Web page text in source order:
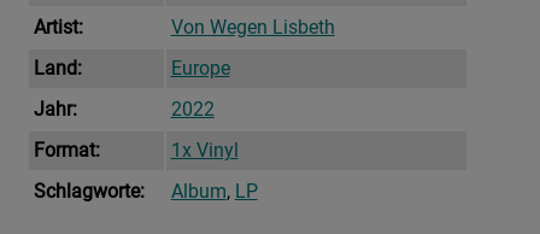
Artist:
Von Wegen Lisbeth
Land:
Europe
Jahr:
2022
Format:
1x Vinyl
Schlagworte:
Album, LP